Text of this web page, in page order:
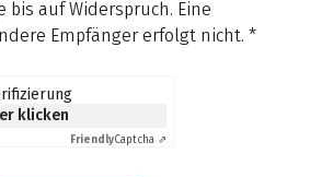
bis auf Widerspruch. Eine
Empfänger erfolgt nicht. *
klicken
FriendlyCaptcha ⇗